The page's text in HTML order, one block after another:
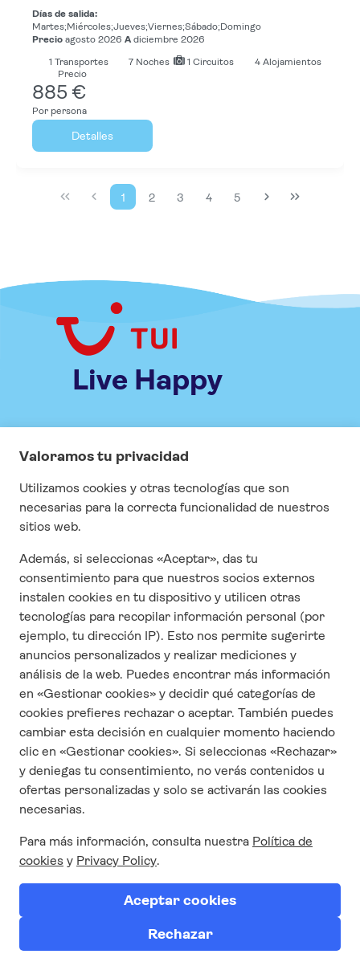
Días de salida:
Martes;Miércoles;Jueves;Viernes;Sábado;Domingo
Precio agosto 2026 A diciembre 2026
1 Transportes 7 Noches 1 Circuitos
4 Alojamientos
Precio
885 €
Por persona
Detalles
1 2 3 4 5
Live Happy
INFORMACIÓN
Especial COVID
Visados
Seguros
Cuestonario de satisfacción
CONTACTO
Quienes Somos
Responsabilidad Social Corporativa
Condiciones y términos de uso
SÍGUENOS EN REDES
SUSCRÍBETE AQUÍ A
Suscríbete